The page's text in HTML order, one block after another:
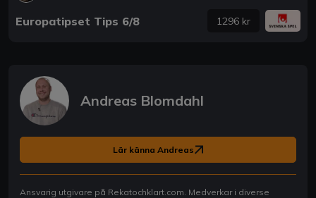
Europatipset Tips 6/8 1296 kr
Andreas Blomdahl
Lär känna Andreas
Ansvarig utgivare på Rekatochklart.com. Medverkar i diverse